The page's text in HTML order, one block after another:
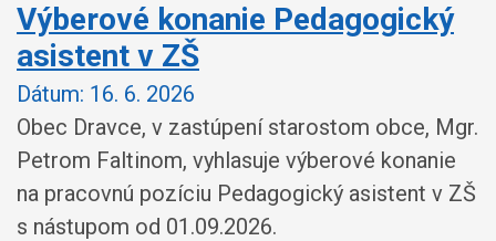
Výberové konanie Pedagogický
asistent v ZŠ
Dátum: 16. 6. 2026
Obec Dravce, v zastúpení starostom obce, Mgr.
Petrom Faltinom, vyhlasuje výberové konanie
na pracovnú pozíciu Pedagogický asistent v ZŠ
s nástupom od 01.09.2026.